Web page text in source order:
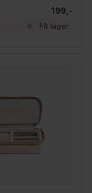
199,-
På lager